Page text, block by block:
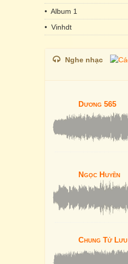
• Album 1
• Vinhdt
Nghe nhạc
Dương 565
Ngọc Huyền
Chung Tử Lưu